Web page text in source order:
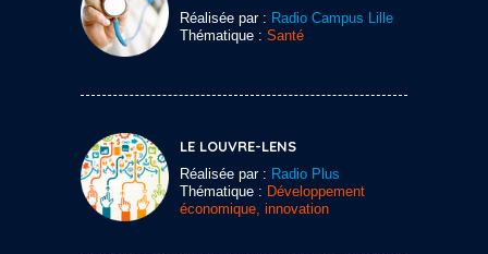
Réalisée par : Radio Campus Lille
Thématique : Santé
LE LOUVRE-LENS
Réalisée par : Radio Plus
Thématique : Développement
économique, innovation